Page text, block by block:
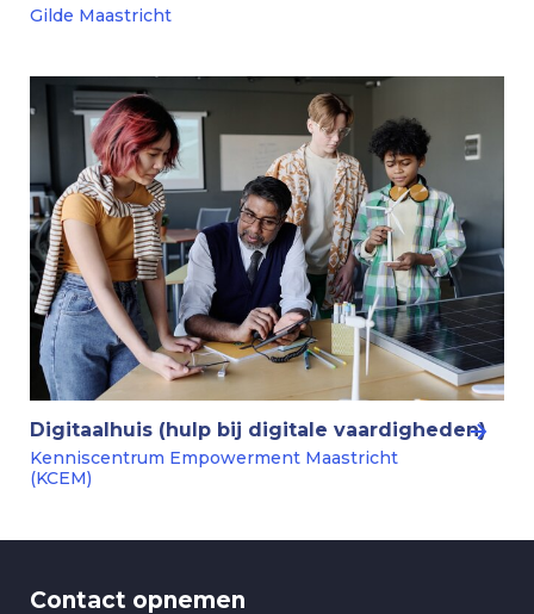
Gilde Maastricht
Digitaalhuis (hulp bij digitale vaardigheden)
Kenniscentrum Empowerment Maastricht
(KCEM)
Contact opnemen